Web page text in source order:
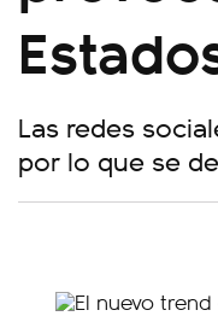
Las redes
por lo que se